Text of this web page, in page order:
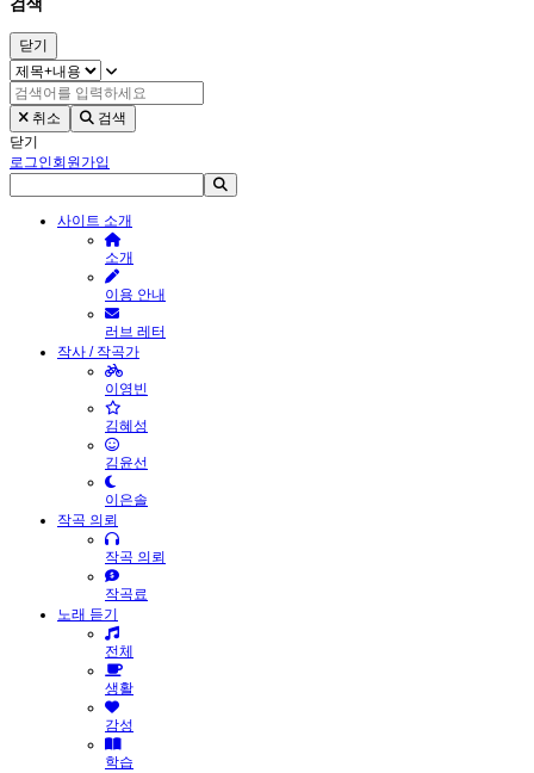
검색
닫기
취소
검색
닫기
로그인회원가입
사이트 소개
소개
이용 안내
러브 레터
작사 / 작곡가
이영빈
김혜성
김윤선
이은솔
작곡 의뢰
작곡 의뢰
작곡료
노래 듣기
전체
생활
감성
학습